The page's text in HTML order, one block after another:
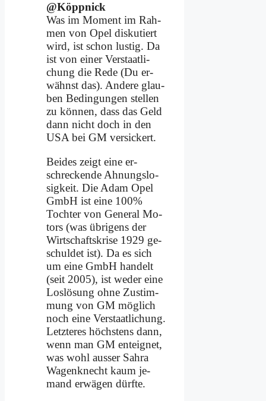
@Köppnick
Was im Mo­ment im Rah­
men von Opel dis­ku­tiert
wird, ist schon lu­stig. Da
ist von ei­ner Ver­staat­li­
chung die Re­de (Du er­
wähnst das). An­de­re glau­
ben Be­din­gun­gen stel­len
zu kön­nen, dass das Geld
dann nicht doch in den
USA bei GM ver­sickert.
Bei­des zeigt ei­ne er­
schrecken­de Ah­nungs­lo­
sig­keit. Die Adam Opel
GmbH ist ei­ne 100%
Toch­ter von Ge­ne­ral Mo­
tors (was üb­ri­gens der
Wirt­schafts­kri­se 1929 ge­
schul­det ist). Da es sich
um ei­ne GmbH han­delt
(seit 2005), ist we­der ei­ne
Los­lö­sung oh­ne Zu­stim­
mung von GM mög­lich
noch ei­ne Ver­staat­li­chung.
Letz­te­res höch­stens dann,
wenn man GM ent­eig­net,
was wohl au­sser Sahra
Wa­gen­knecht kaum je­
mand er­wä­gen dürf­te.